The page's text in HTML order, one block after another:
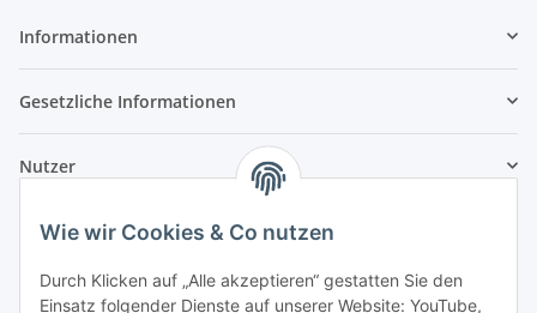
Wie wir Cookies & Co nutzen
Durch Klicken auf „Alle akzeptieren“ gestatten Sie den
Einsatz folgender Dienste auf unserer Website: YouTube,
Informationen
Gesetzliche Informationen
Nutzer